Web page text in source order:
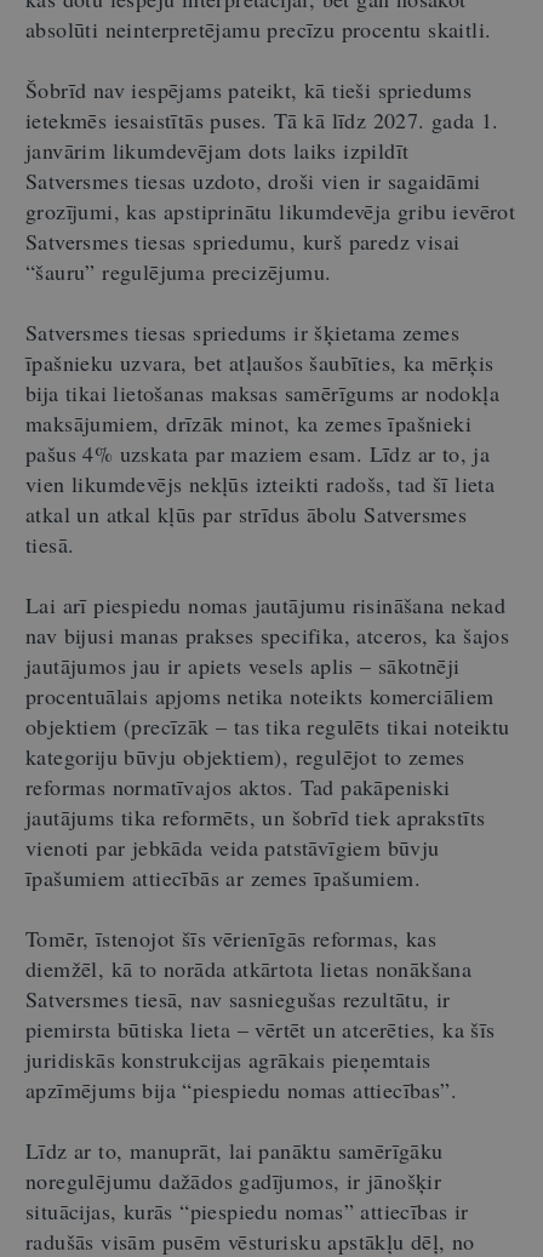
absolūti neinterpretējamu precīzu procentu skaitli.
Šobrīd nav iespējams pateikt, kā tieši spriedums
ietekmēs iesaistītās puses. Tā kā līdz 2027. gada 1.
janvārim likumdevējam dots laiks izpildīt
Satversmes tiesas uzdoto, droši vien ir sagaidāmi
grozījumi, kas apstiprinātu likumdevēja gribu ievērot
Satversmes tiesas spriedumu, kurš paredz visai
“šauru” regulējuma precizējumu.
Satversmes tiesas spriedums ir šķietama zemes
īpašnieku uzvara, bet atļaušos šaubīties, ka mērķis
bija tikai lietošanas maksas samērīgums ar nodokļa
maksājumiem, drīzāk minot, ka zemes īpašnieki
pašus 4% uzskata par maziem esam. Līdz ar to, ja
vien likumdevējs nekļūs izteikti radošs, tad šī lieta
atkal un atkal kļūs par strīdus ābolu Satversmes
tiesā.
Lai arī piespiedu nomas jautājumu risināšana nekad
nav bijusi manas prakses specifika, atceros, ka šajos
jautājumos jau ir apiets vesels aplis – sākotnēji
procentuālais apjoms netika noteikts komerciāliem
objektiem (precīzāk – tas tika regulēts tikai noteiktu
kategoriju būvju objektiem), regulējot to zemes
reformas normatīvajos aktos. Tad pakāpeniski
jautājums tika reformēts, un šobrīd tiek aprakstīts
vienoti par jebkāda veida patstāvīgiem būvju
īpašumiem attiecībās ar zemes īpašumiem.
Tomēr, īstenojot šīs vērienīgās reformas, kas
diemžēl, kā to norāda atkārtota lietas nonākšana
Satversmes tiesā, nav sasniegušas rezultātu, ir
piemirsta būtiska lieta – vērtēt un atcerēties, ka šīs
juridiskās konstrukcijas agrākais pieņemtais
apzīmējums bija “piespiedu nomas attiecības”.
Līdz ar to, manuprāt, lai panāktu samērīgāku
noregulējumu dažādos gadījumos, ir jānošķir
situācijas, kurās “piespiedu nomas” attiecības ir
radušās visām pusēm vēsturisku apstākļu dēļ, no